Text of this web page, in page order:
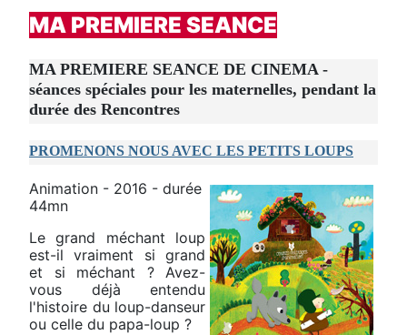
MA PREMIERE SEANCE
MA PREMIERE SEANCE DE CINEMA -
séances spéciales pour les maternelles, pendant la
durée des Rencontres
PROMENONS NOUS AVEC LES PETITS LOUPS
Animation - 2016 - durée
44mn
Le grand méchant loup
est-il vraiment si grand
et si méchant ? Avez-
vous déjà entendu
l'histoire du loup-danseur
ou celle du papa-loup ?